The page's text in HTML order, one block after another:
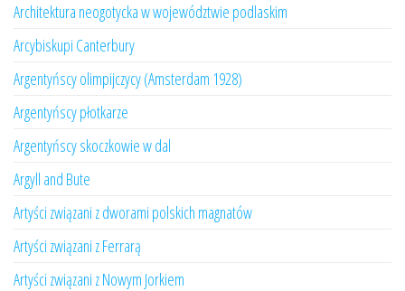
Architektura neogotycka w województwie podlaskim
Arcybiskupi Canterbury
Argentyńscy olimpijczycy (Amsterdam 1928)
Argentyńscy płotkarze
Argentyńscy skoczkowie w dal
Argyll and Bute
Artyści związani z dworami polskich magnatów
Artyści związani z Ferrarą
Artyści związani z Nowym Jorkiem